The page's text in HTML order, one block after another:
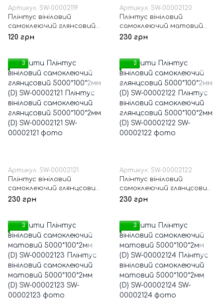
Артикул: SW-00002119
Плінтус вініловий
самоклеючий глянсовий
5000*100*2мм (D) SW-
120 грн
Артикул: SW-00002120
Плінтус вініловий
самоклеючий матовий
5000*100*2мм (D) SW-
230 грн
3
Артикул: SW-00002121
Плінтус вініловий
самоклеючий глянцсовий
5000*100*2мм (D) SW-
230 грн
3
Артикул: SW-00002122
Плінтус вініловий
самоклеючий глянцсовий
5000*100*2мм (D) SW-
230 грн
3 3